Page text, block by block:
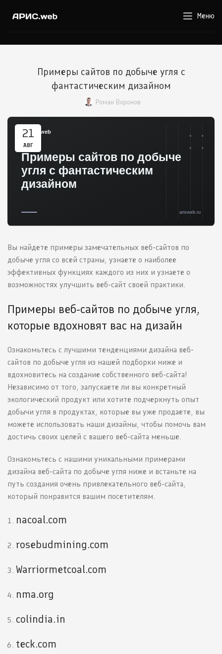
Меню
Примеры сайтов по добыче угля с
фантастическим дизайном
Роман Воронов
21
АВГ
Вы найдете примеры замечательных веб-сайтов по
добыче угля со всей страны, узнаете о наиболее
эффективных функциях каждого из них и узнаете о
возможностях улучшить веб-сайт своей практики.
Примеры веб-сайтов по добыче угля,
которые вдохновят вас на дизайн
Ознакомьтесь с лучшими тенденциями дизайна веб-
сайтов по добыче угля из нашей подборки ниже и
вдохновитесь на создание собственного веб-сайта!
Независимо от того, запускаете ли вы конкретный
экологический продукт или хотите подчеркнуть опыт
добычи угля в продуктах, которые вы уже продаете, вы
можете использовать наши дизайны, чтобы помочь вам
достичь своих целей с вашего веб-сайта меньше.
Ознакомьтесь с нашими уникальными примерами
дизайна веб-сайта по добыче угля ниже и встаньте на
путь создания очень привлекательного веб-сайта,
который понравится вашим посетителям.
nacoal.com
rosebudmining.com
Warriormetcoal.com
nma.org
colindia.in
teck.com